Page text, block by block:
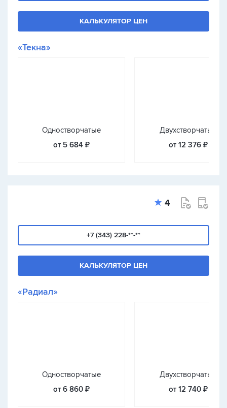
КАЛЬКУЛЯТОР ЦЕН
«Текна»
Одностворчатые
от 5 684 ₽
Двухстворчатые
от 12 376 ₽
4
+7 (343) 228-**-**
КАЛЬКУЛЯТОР ЦЕН
«Радиал»
Одностворчатые
от 6 860 ₽
Двухстворчатые
от 12 740 ₽